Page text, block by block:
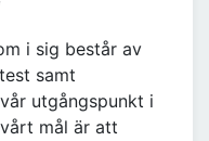
i sig består av
samt
utgångspunkt i
mål är att